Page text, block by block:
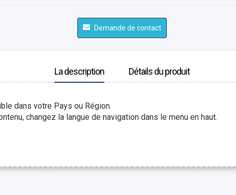
Demande de contact
La description Détails du produit
dans votre Pays ou Région.
changez la langue de navigation dans le menu en haut.